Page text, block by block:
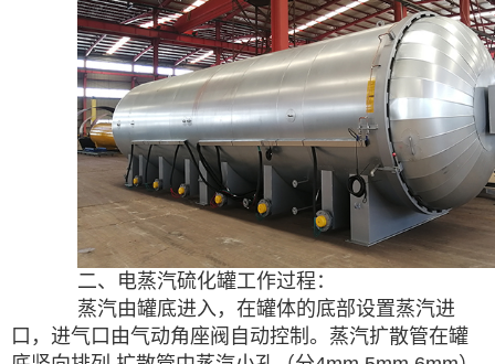
二、电蒸汽硫化罐工作过程：
蒸汽由罐底进入，在罐体的底部设置蒸汽进
口，进气口由气动角座阀自动控制。蒸汽扩散管在罐